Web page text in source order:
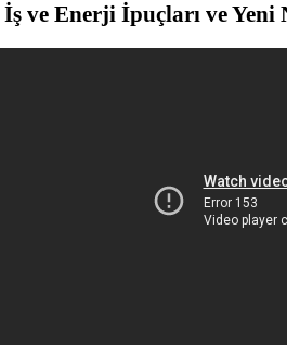
İş ve Enerji İpuçları ve Yeni